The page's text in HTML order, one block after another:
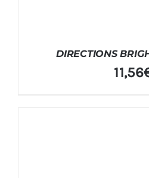
DIRECTIONS
11,56